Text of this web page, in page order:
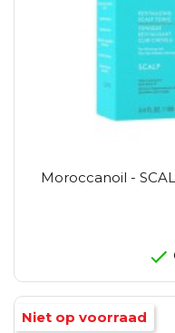
Moroccanoil -
Niet op voorraad